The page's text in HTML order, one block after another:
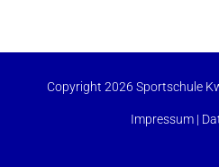
Copyright 2026 Sportschule
Impressum |